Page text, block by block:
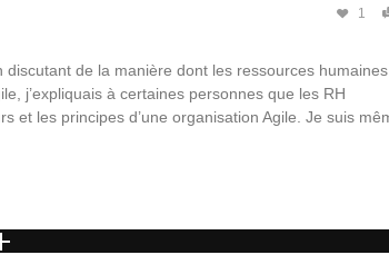
1
discutant de la manière dont les ressources humaines
j’expliquais à certaines personnes que les RH
et les principes d’une organisation Agile. Je suis